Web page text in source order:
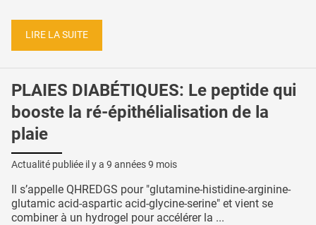
LIRE LA SUITE
PLAIES DIABÉTIQUES: Le peptide qui
booste la ré-épithélialisation de la
plaie
Actualité publiée il y a 9 années 9 mois
Il s’appelle QHREDGS pour "glutamine-histidine-arginine-
glutamic acid-aspartic acid-glycine-serine" et vient se
combiner à un hydrogel pour accélérer la ...